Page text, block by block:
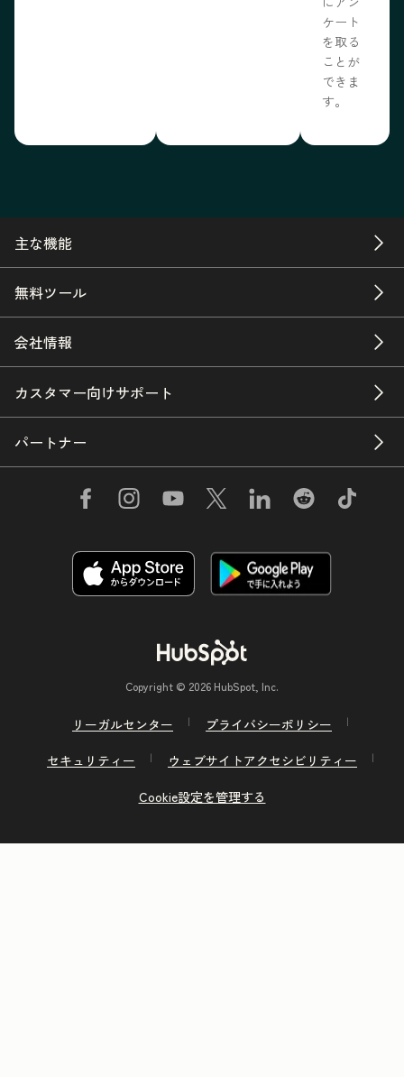
ケート
を取る
ことが
できま
す。
主な機能
無料ツール
会社情報
カスタマー向けサポート
パートナー
Copyright © 2026 HubSpot, Inc.
リーガルセンター
プライバシーポリシー
セキュリティー
ウェブサイトアクセシビリティー
Cookie設定を管理する